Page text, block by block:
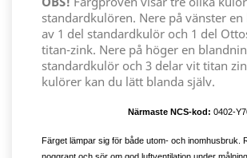
standardkulören. Nere på vänster
av 1 del standardkulör och 1 del
titan-zink. Nere på höger en
standardkulör och 3 delar vit titan
kulörer kan du lätt blanda själv.
Närmaste NCS-kod: 0402-
Färget lämpar sig för både utom- och inomhusbruk.